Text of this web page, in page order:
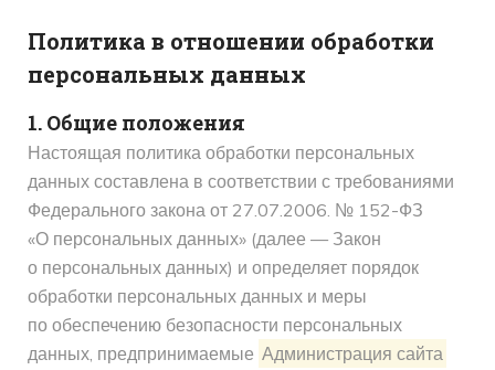
Политика в отношении обработки
персональных данных
1. Общие положения
Настоящая политика обработки персональных
данных составлена в соответствии с требованиями
Федерального закона от 27.07.2006. № 152-ФЗ
«О персональных данных» (далее — Закон
о персональных данных) и определяет порядок
обработки персональных данных и меры
по обеспечению безопасности персональных
данных, предпринимаемые Администрация сайта